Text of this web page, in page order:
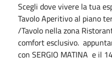
Scegli dove vivere la tua
Tavolo Aperitivo al piano
/Tavolo nella zona
comfort esclusivo.
con SERGIO MATINA e il